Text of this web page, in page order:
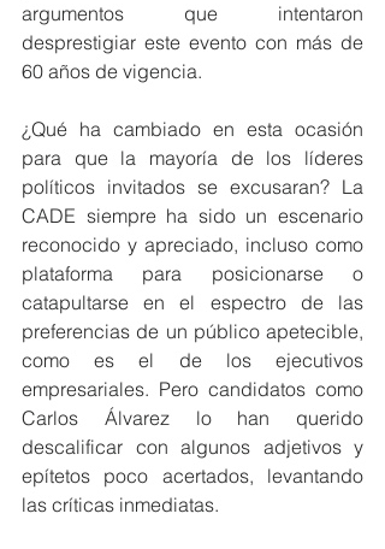
argumentos que intentaron
desprestigiar este evento con más de
60 años de vigencia.
¿Qué ha cambiado en esta ocasión
para que la mayoría de los líderes
políticos invitados se excusaran? La
CADE siempre ha sido un escenario
reconocido y apreciado, incluso como
plataforma para posicionarse o
catapultarse en el espectro de las
preferencias de un público apetecible,
como es el de los ejecutivos
empresariales. Pero candidatos como
Carlos Álvarez lo han querido
descalificar con algunos adjetivos y
epítetos poco acertados, levantando
las críticas inmediatas.